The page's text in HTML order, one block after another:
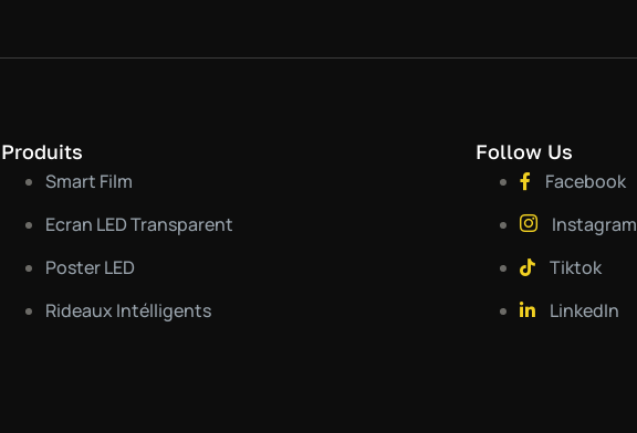
Produits
Smart Film
Ecran LED Transparent
Poster LED
Rideaux Intélligents
Follow Us
Facebook
Instagram
Tiktok
LinkedIn